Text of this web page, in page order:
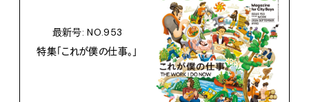
最新号: NO.953
特集「これが僕の仕事。」